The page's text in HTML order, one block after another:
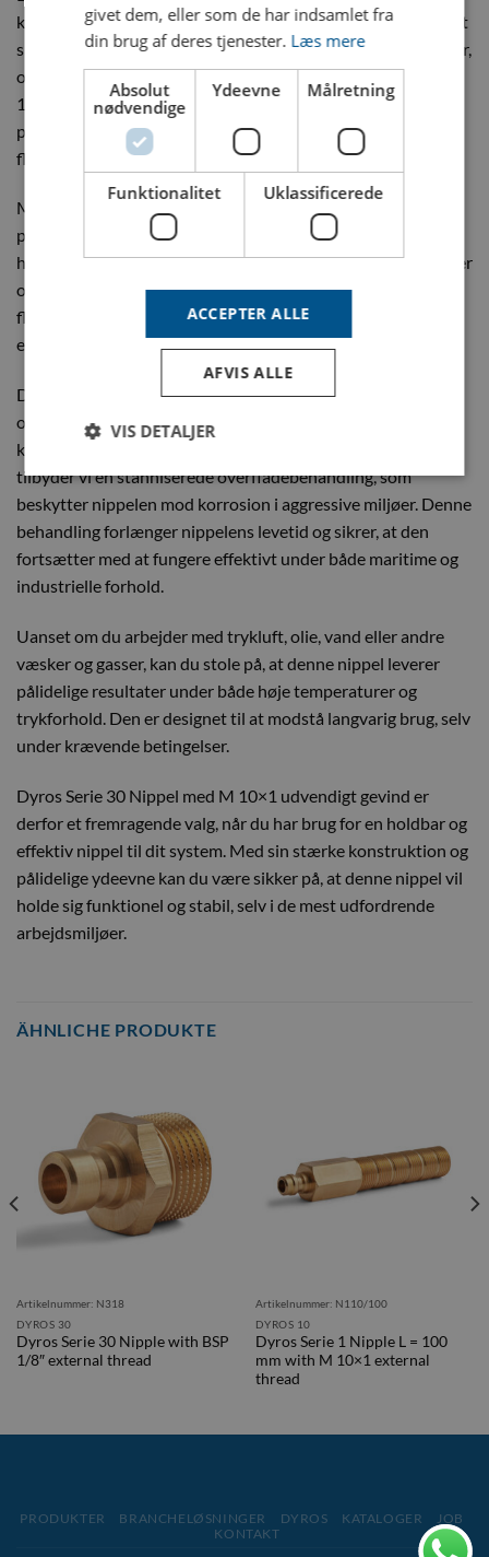
kølevæsker i plaststøbeforme, men de anvendes nu i et bredt
spektrum af industrier, herunder trykluftsystemer, gasflasker,
olieinstallationer og vandforsyning. Denne nippel med M
10×1 udvendigt gevind er ideel til systemer, der kræver
præcise og holdbare tilslutninger, samtidig med at du får
fleksibiliteten til at tilpasse installationen.
Med M 10×1 udvendigt gevind er installationen hurtig og
problemfri. Nippelen sikrer en tæt og stabil forbindelse,
hvilket giver mulighed for et jævnt og effektivt flow af væsker
og gasser. Dette er essentielt for at minimere risikoen for
flaskehalse eller tryktab og opretholde systemets samlede
effektivitet og pålidelighed.
Den robuste messingkonstruktion giver ekstra holdbarhed
og gør nippelen modstandsdygtig overfor både slid og
korrosion. For ekstra beskyttelse mod rust og forringelse
tilbyder vi en stanniserede overfladebehandling, som
beskytter nippelen mod korrosion i aggressive miljøer. Denne
behandling forlænger nippelens levetid og sikrer, at den
fortsætter med at fungere effektivt under både maritime og
industrielle forhold.
Uanset om du arbejder med trykluft, olie, vand eller andre
væsker og gasser, kan du stole på, at denne nippel leverer
pålidelige resultater under både høje temperaturer og
trykforhold. Den er designet til at modstå langvarig brug, selv
under krævende betingelser.
Dyros Serie 30 Nippel med M 10×1 udvendigt gevind er
derfor et fremragende valg, når du har brug for en holdbar og
effektiv nippel til dit system. Med sin stærke konstruktion og
pålidelige ydeevne kan du være sikker på, at denne nippel vil
holde sig funktionel og stabil, selv i de mest udfordrende
arbejdsmiljøer.
ÄHNLICHE PRODUKTE
Artikelnummer: N318
DYROS 30
Dyros Serie 30 Nipple with BSP
1/8″ external thread
Artikelnummer: N110/100
DYROS 10
Dyros Serie 1 Nipple L = 100
mm with M 10×1 external
thread
PRODUKTER BRANCHELØSNINGER DYROS KATALOGER
JOB
KONTAKT
givet dem, eller som de har indsamlet fra
din brug af deres tjenester. Læs mere
Absolut
nødvendige
Ydeevne Målretning
Funktionalitet Uklassificerede
ACCEPTER ALLE
AFVIS ALLE
VIS DETALJER